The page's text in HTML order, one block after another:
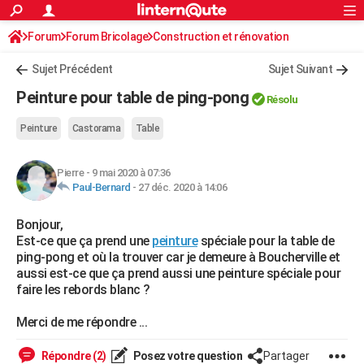
ACTUALITÉS
Politique
Société
Faits Divers
Education
Monde
Villes
+
Essais
Réserver un essai
Citadines
Berlines
SUV
Forum auto
+HIGH-TECH
BRICOLAGE
Forum
Aménagement intérieur
Extérieur
Cuisine
Salle de bains
Jardinage
Rangement
WEEK-END
Guides de France
Escapades
Patrimoine
Expositions
Musées
Week-end nature
+LIFESTYLE
SANTE
Alimentation
Guide de la santé
Maladies
Médicaments
Sommeil
VOYAGE
Rechercher
S'inscrire
Connexion
Forum Forum Bricolage Construction et rénovation
Peinture, Vernis, Tapissserie
Sujet Précédent Sujet Suivant
Peinture pour table de ping-pong Résolu
Peinture Castorama Table
Pierre- 9 mai 2020 à 07:36
Paul-Bernard - 27 déc. 2020 à 14:06
Bonjour,
Est-ce que ça prend une peinturespéciale pour la table de
ping-pong et où la trouver car je demeure à Boucherville et
aussi est-ce que ça prend aussi une peinture spéciale pour
faire les rebords blanc ?
Merci de me répondre ...
Répondre (2) Posez votre question Partager